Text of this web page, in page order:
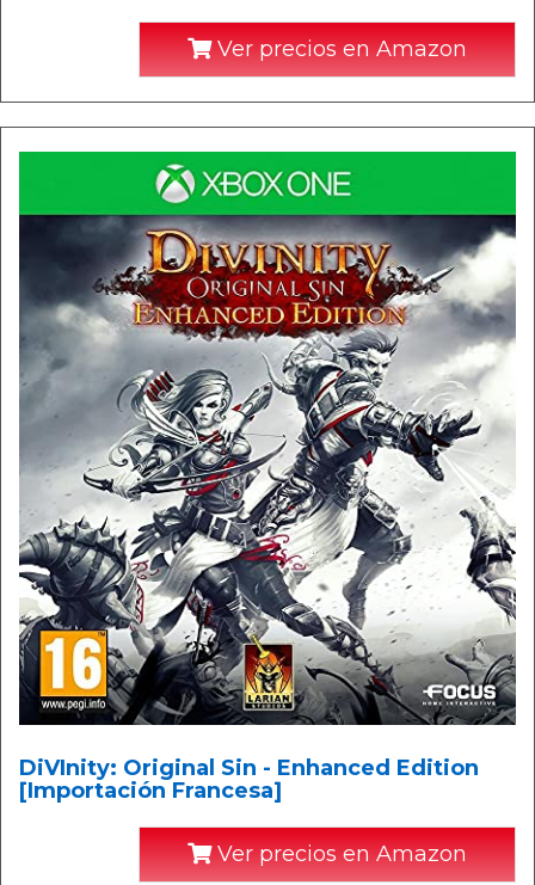
Ver precios en Amazon
DiVInity: Original Sin - Enhanced Edition
[Importación Francesa]
Ver precios en Amazon